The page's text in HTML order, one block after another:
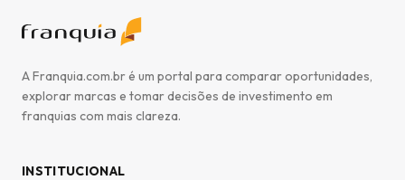
A Franquia.com.br é um portal para comparar oportunidades,
explorar marcas e tomar decisões de investimento em
franquias com mais clareza.
INSTITUCIONAL